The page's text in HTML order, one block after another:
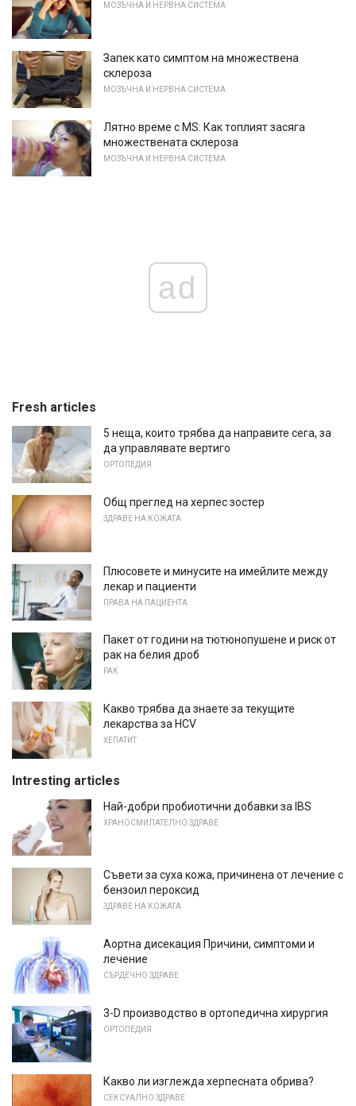
МОЗЪЧНА И НЕРВНА СИСТЕМА
Запек като симптом на множествена
склероза
МОЗЪЧНА И НЕРВНА СИСТЕМА
Лятно време с MS: Как топлият засяга
множествената склероза
МОЗЪЧНА И НЕРВНА СИСТЕМА
ad
Fresh articles
5 неща, които трябва да направите сега, за
да управлявате вертиго
ОРТОПЕДИЯ
Общ преглед на херпес зостер
ЗДРАВЕ НА КОЖАТА
Плюсовете и минусите на имейлите между
лекар и пациенти
ПРАВА НА ПАЦИЕНТА
Пакет от години на тютюнопушене и риск от
рак на белия дроб
РАК
Какво трябва да знаете за текущите
лекарства за HCV
ХЕПАТИТ
Intresting articles
Най-добри пробиотични добавки за IBS
ХРАНОСМИЛАТЕЛНО ЗДРАВЕ
Съвети за суха кожа, причинена от лечение с
бензоил пероксид
ЗДРАВЕ НА КОЖАТА
Аортна дисекация Причини, симптоми и
лечение
СЪРДЕЧНО ЗДРАВЕ
3-D производство в ортопедична хирургия
ОРТОПЕДИЯ
Какво ли изглежда херпесната обрива?
СЕКСУАЛНО ЗДРАВЕ